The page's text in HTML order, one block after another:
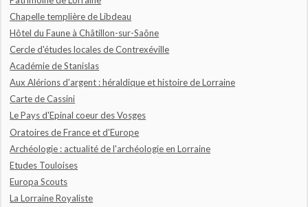
Chapelle templière de Libdeau
Hôtel du Faune à Châtillon-sur-Saône
Cercle d'études locales de Contrexéville
Académie de Stanislas
Aux Alérions d'argent : héraldique et histoire de Lorraine
Carte de Cassini
Le Pays d'Epinal coeur des Vosges
Oratoires de France et d'Europe
Archéologie : actualité de l'archéologie en Lorraine
Etudes Touloises
Europa Scouts
La Lorraine Royaliste